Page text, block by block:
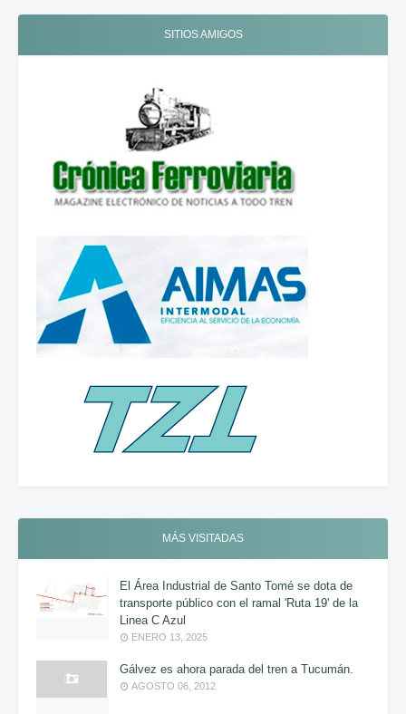
SITIOS AMIGOS
MÁS VISITADAS
El Área Industrial de Santo Tomé se dota de
transporte público con el ramal 'Ruta 19' de la
Linea C Azul
ENERO 13, 2025
Gálvez es ahora parada del tren a Tucumán.
AGOSTO 06, 2012